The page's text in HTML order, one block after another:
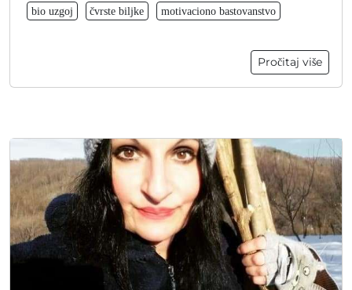
bio uzgoj čvrste biljke motivaciono bastovanstvo
Pročitaj više